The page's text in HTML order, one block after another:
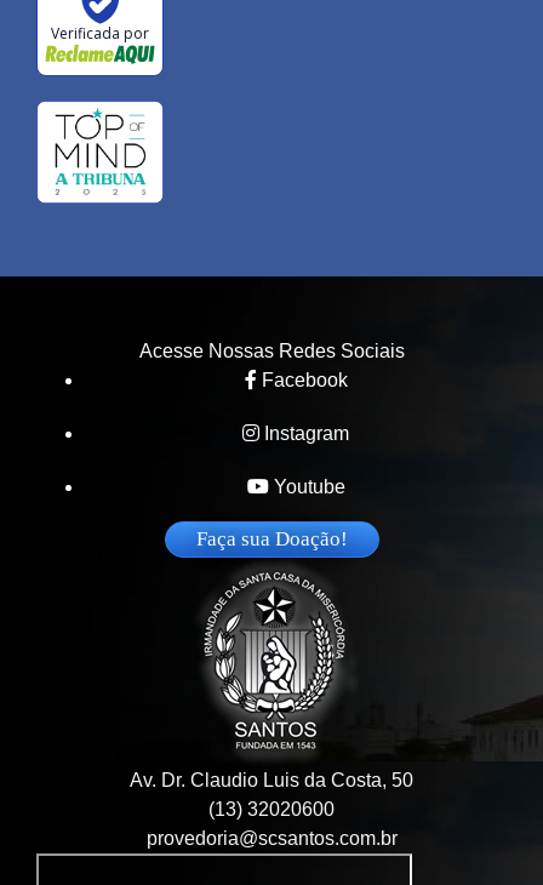
Verificada por
Acesse Nossas Redes Sociais
Facebook
Instagram
Youtube
Faça sua Doação!
Av. Dr. Claudio Luis da Costa, 50
(13) 32020600
provedoria@scsantos.com.br